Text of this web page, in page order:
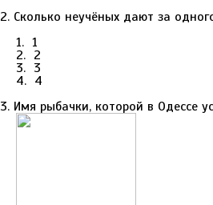
2. Сколько неучёных дают за
1. 1
2. 2
3. 3
4. 4
3. Имя рыбачки, которой в Одессе